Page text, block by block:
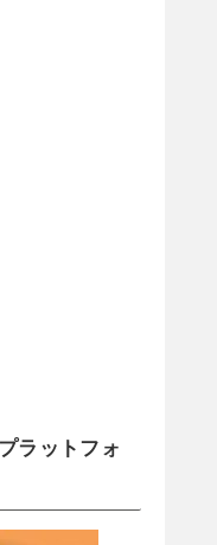
ラットフォ